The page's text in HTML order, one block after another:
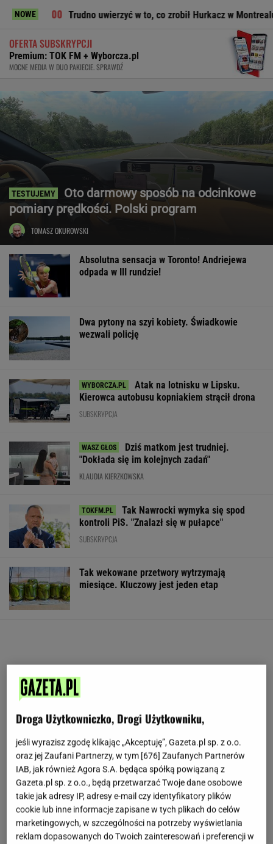
NOWE
Trudno uwierzyć w to, co zrobił Hurkacz w Montrealu. Miał już
OFERTA SUBSKRYPCJI
Premium: TOK FM + Wyborcza.pl
MOCNE MEDIA W DUO PAKIECIE. SPRAWDŹ
Oto darmowy sposób na odcinkowe
pomiary prędkości. Polski program
TOMASZ OKUROWSKI
Absolutna sensacja w Toronto! Andriejewa
odpada w III rundzie!
Dwa pytony na szyi kobiety. Świadkowie
wezwali policję
Atak na lotnisku w Lipsku.
Kierowca autobusu kopniakiem strącił drona
SUBSKRYPCJA
Dziś matkom jest trudniej.
"Dokłada się im kolejnych zadań"
KLAUDIA KIERZKOWSKA
Tak Nawrocki wymyka się spod
kontroli PiS. "Znalazł się w pułapce"
SUBSKRYPCJA
Tak wekowane przetwory wytrzymają
miesiące. Kluczowy jest jeden etap
Droga Użytkowniczko, Drogi Użytkowniku,
jeśli wyrazisz zgodę klikając „Akceptuję”, Gazeta.pl sp. z o.o.
oraz jej Zaufani Partnerzy, w tym [676] Zaufanych Partnerów
IAB, jak również Agora S.A. będąca spółką powiązaną z
Gazeta.pl sp. z o.o., będą przetwarzać Twoje dane osobowe
takie jak adresy IP, adresy e-mail czy identyfikatory plików
cookie lub inne informacje zapisane w tych plikach do celów
marketingowych, w szczególności na potrzeby wyświetlania
reklam dopasowanych do Twoich zainteresowań i preferencji w